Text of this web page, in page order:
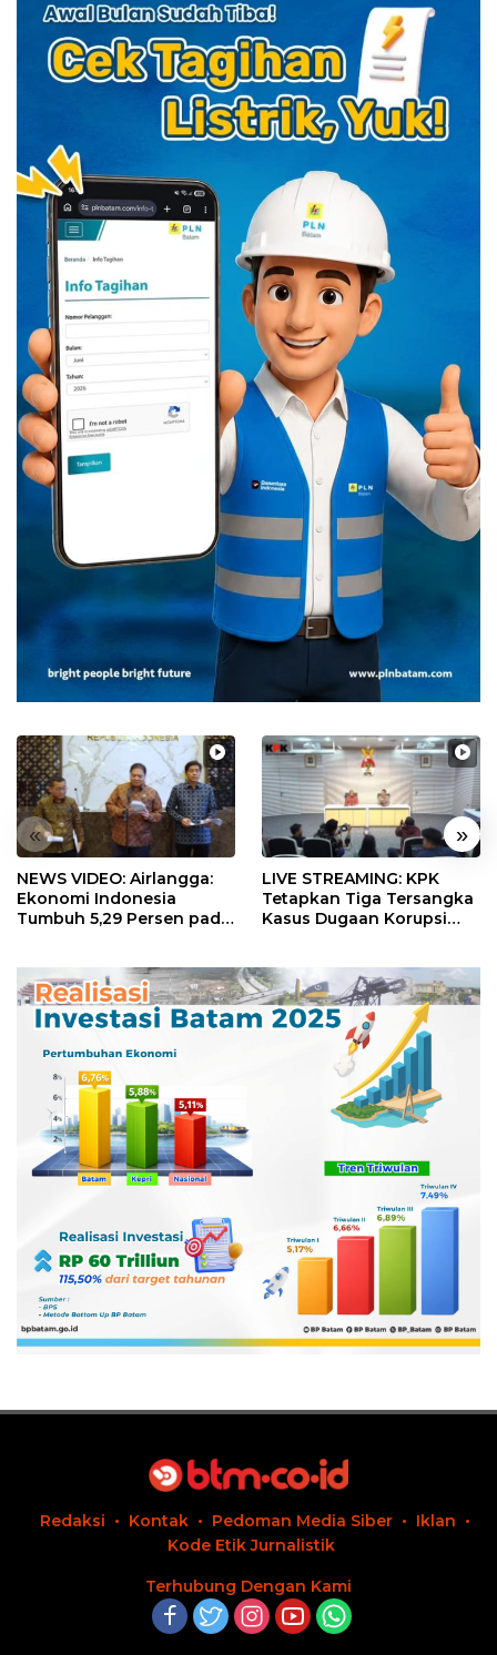
« »
NEWS VIDEO: Airlangga:
Ekonomi Indonesia
Tumbuh 5,29 Persen pada
LIVE STREAMING: KPK
Tetapkan Tiga Tersangka
Kasus Dugaan Korupsi
Redaksi Kontak Pedoman Media Siber
Iklan
Kode Etik Jurnalistik
Terhubung Dengan Kami